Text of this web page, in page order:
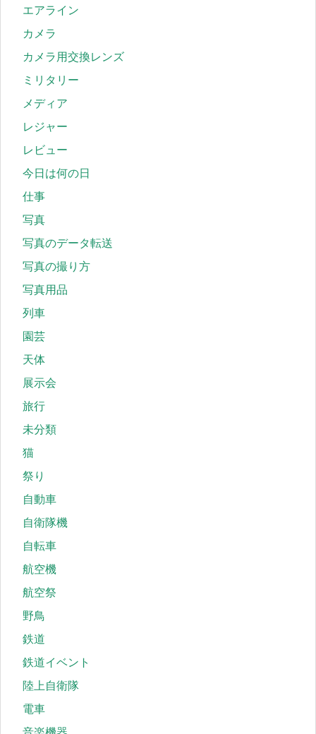
エアライン
カメラ
カメラ用交換レンズ
ミリタリー
メディア
レジャー
レビュー
今日は何の日
仕事
写真
写真のデータ転送
写真の撮り方
写真用品
列車
園芸
天体
展示会
旅行
未分類
猫
祭り
自動車
自衛隊機
自転車
航空機
航空祭
野鳥
鉄道
鉄道イベント
陸上自衛隊
電車